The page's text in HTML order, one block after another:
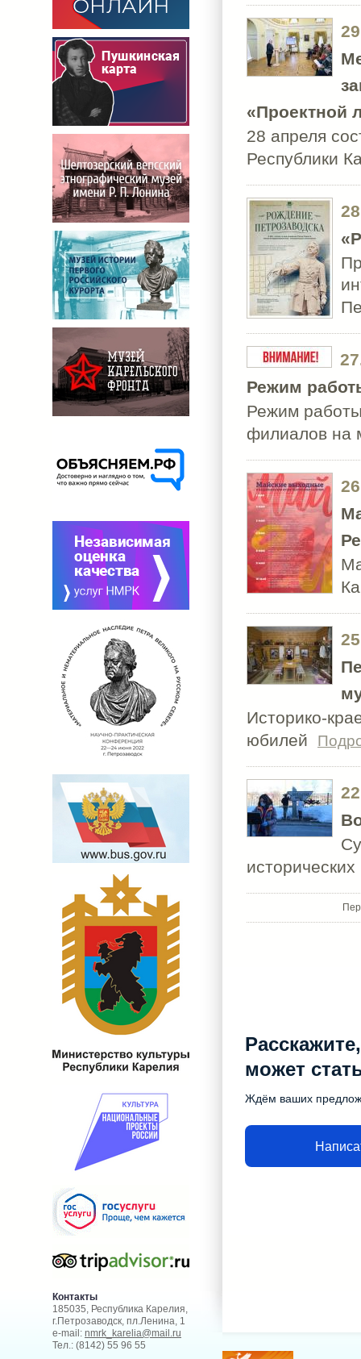
«Проектной
28 апреля
Республики
Режим
Режим
филиалов на
Историко-
юбилей
может
Ждём ваших
Контакты
185035, Республика Карелия,
г.Петрозаводск, пл.Ленина, 1
e-mail: nmrk_karelia@mail.ru
Тел.: (8142) 55 96 55